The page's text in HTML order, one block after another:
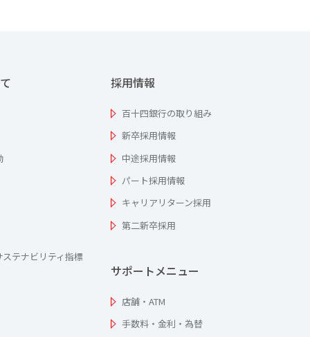
テナビリティ指標
採用情報
百十四銀行の取り組み
新卒採用情報
中途採用情報
パート採用情報
キャリアリターン採用
第二新卒採用
サポートメニュー
店舗・ATM
手数料・金利・為替